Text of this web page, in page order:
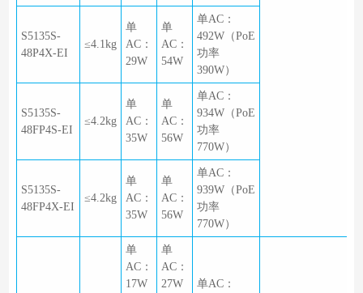
S5135S-
48P4X-EI
≤4.1kg
单
AC：
29W
单
AC：
54W
单AC：
492W（PoE
功率
390W）
S5135S-
48FP4S-EI
≤4.2kg
单
AC：
35W
单
AC：
56W
单AC：
934W（PoE
功率
770W）
S5135S-
48FP4X-EI
≤4.2kg
单
AC：
35W
单
AC：
56W
单AC：
939W（PoE
功率
770W）
单
AC：
17W
单
AC：
27W
单AC：